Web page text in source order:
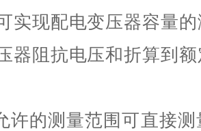
实现配电变压器容量
器阻抗电压和折算到
许的测量范围可直接